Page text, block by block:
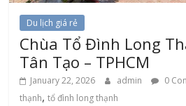
Du lịch giá rẻ
Chùa Tổ Đình Long
Tân Tạo – TPHCM
January 22, 2026 admin 0
thạnh,tổ đình long thạnh